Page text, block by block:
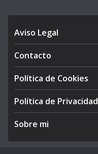
Aviso Legal
Contacto
Política de Cookies
Política de Privacidad
Sobre mi